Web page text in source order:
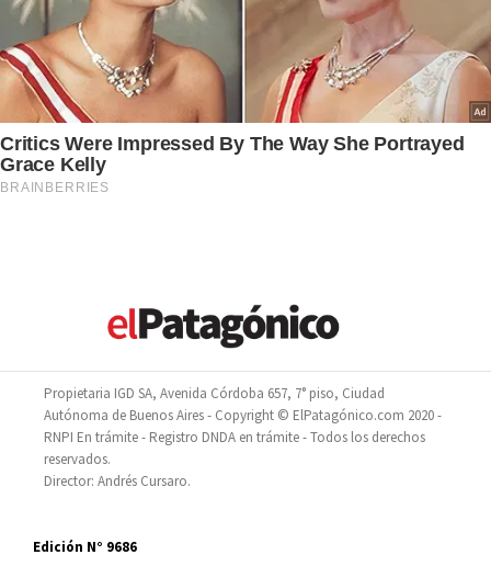
Propietaria IGD SA, Avenida Córdoba 657, 7° piso, Ciudad
Autónoma de Buenos Aires - Copyright © ElPatagónico.com 2020 -
RNPI En trámite - Registro DNDA en trámite - Todos los derechos
reservados.
Director: Andrés Cursaro.
Edición N° 9686